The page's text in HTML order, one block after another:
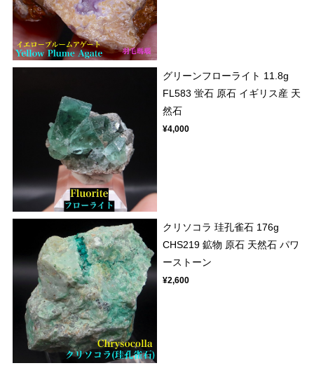
グリーンフローライト 11.8g
FL583 蛍石 原石 イギリス産 天
然石
¥4,000
クリソコラ 珪孔雀石 176g
CHS219 鉱物 原石 天然石 パワ
ーストーン
¥2,600